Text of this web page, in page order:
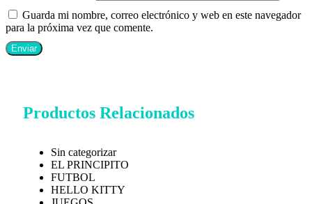
Guarda mi nombre, correo electrónico y web en este navegador
para la próxima vez que comente.
Productos Relacionados
Sin categorizar
EL PRINCIPITO
FUTBOL
HELLO KITTY